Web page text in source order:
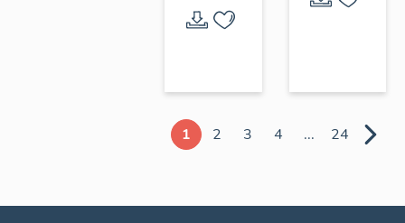
1 2 3 4 ... 24